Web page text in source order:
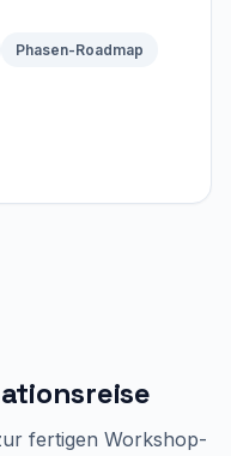
Phasen-Roadmap
fertigen Workshop-